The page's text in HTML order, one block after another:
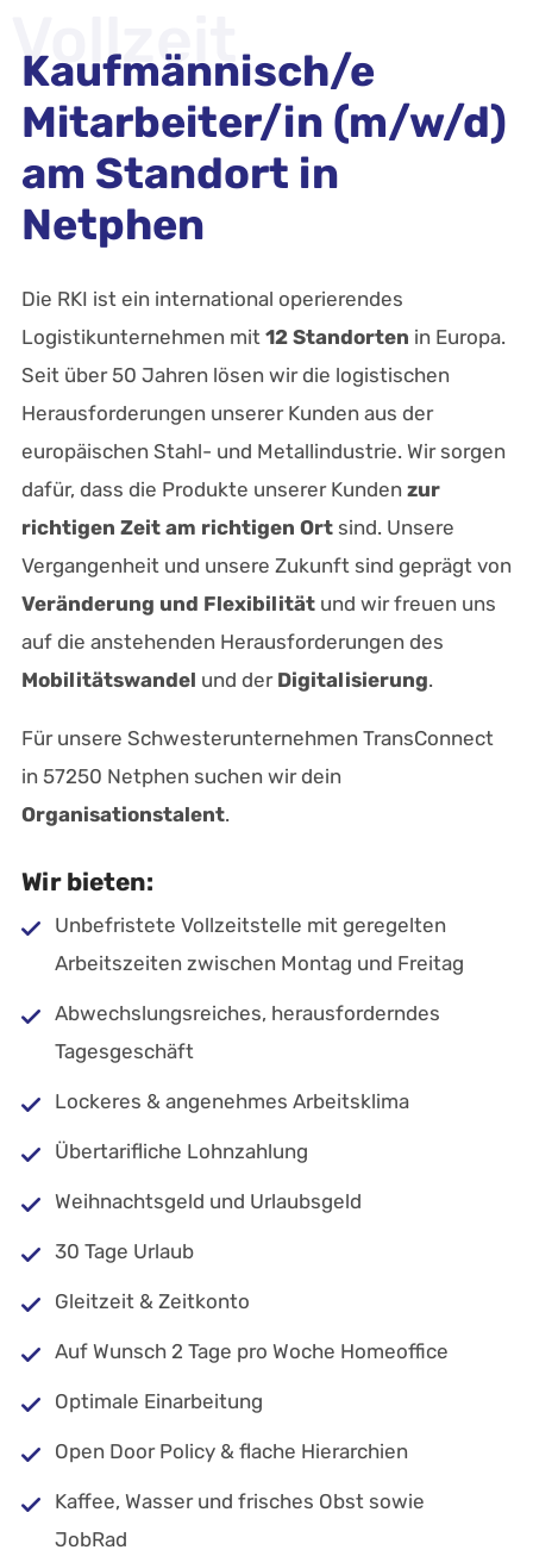
Vollzeit
Kaufmännisch/e
Mitarbeiter/in (m/w/d)
am Standort in
Netphen
Die RKI ist ein international operierendes
Logistikunternehmen mit 12 Standorten in Europa.
Seit über 50 Jahren lösen wir die logistischen
Herausforderungen unserer Kunden aus der
europäischen Stahl- und Metallindustrie. Wir sorgen
dafür, dass die Produkte unserer Kunden zur
richtigen Zeit am richtigen Ortsind. Unsere
Vergangenheit und unsere Zukunft sind geprägt von
Veränderung und Flexibilitätund wir freuen uns
auf die anstehenden Herausforderungen des
Mobilitätswandel und der Digitalisierung.
Für unsere Schwesterunternehmen TransConnect
in 57250 Netphen suchen wir dein
Organisationstalent.
Wir bieten:
Unbefristete Vollzeitstelle mit geregelten
Arbeitszeiten zwischen Montag und Freitag
Abwechslungsreiches, herausforderndes
Tagesgeschäft
Lockeres & angenehmes Arbeitsklima
Übertarifliche Lohnzahlung
Weihnachtsgeld und Urlaubsgeld
30 Tage Urlaub
Gleitzeit & Zeitkonto
Auf Wunsch 2 Tage pro Woche Homeoffice
Optimale Einarbeitung
Open Door Policy & flache Hierarchien
Kaffee, Wasser und frisches Obst sowie
JobRad